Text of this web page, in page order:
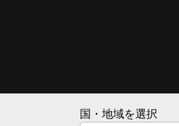
国・地域を選択